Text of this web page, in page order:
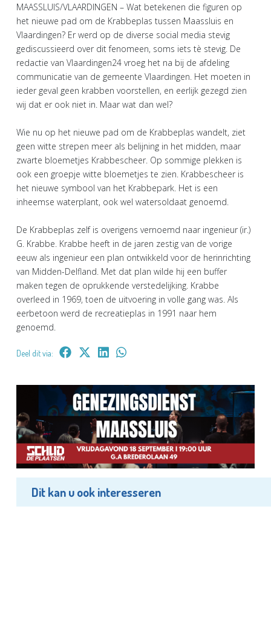
MAASSLUIS/VLAARDINGEN – Wat betekenen die figuren op
het nieuwe pad om de Krabbeplas tussen Maassluis en
Vlaardingen? Er werd op de diverse social media stevig
gediscussieerd over dit fenomeen, soms iets tè stevig. De
redactie van Vlaardingen24 vroeg het na bij de afdeling
communicatie van de gemeente Vlaardingen. Het moeten in
ieder geval geen krabben voorstellen, en eerlijk gezegd zien
wij dat er ook niet in. Maar wat dan wel?
Wie nu op het nieuwe pad om de Krabbeplas wandelt, ziet
geen witte strepen meer als belijning in het midden, maar
zwarte bloemetjes Krabbescheer. Op sommige plekken is
ook een groepje witte bloemetjes te zien. Krabbescheer is
het nieuwe symbool van het Krabbepark. Het is een
inheemse waterplant, ook wel watersoldaat genoemd.
De Krabbeplas zelf is overigens vernoemd naar ingenieur (ir.)
G. Krabbe. Krabbe heeft in de jaren zestig van de vorige
eeuw als ingenieur een plan ontwikkeld voor de herinrichting
van Midden-Delfland. Met dat plan wilde hij een buffer
maken tegen de oprukkende verstedelijking. Krabbe
overleed in 1969, toen de uitvoering in volle gang was. Als
eerbetoon werd de recreatieplas in 1991 naar hem
genoemd.
Deel dit via:
Dit kan u ook interesseren